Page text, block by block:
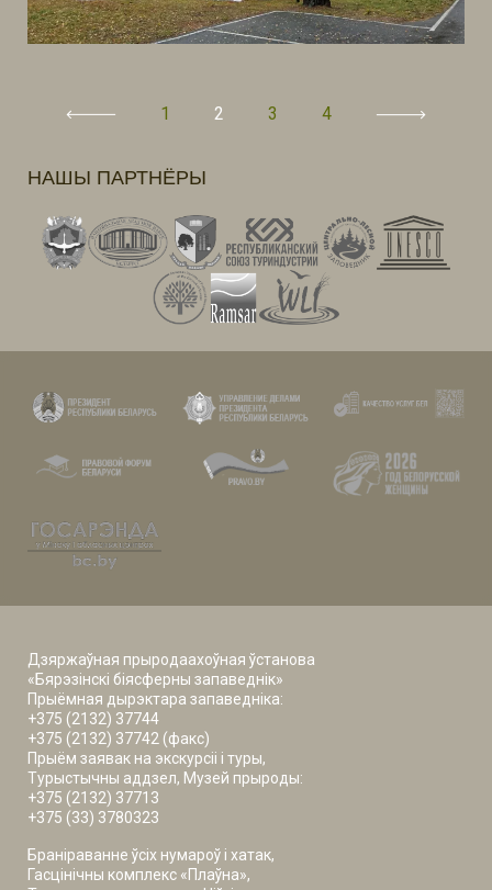
Posts
1 2 3 4
НАШЫ ПАРТНЁРЫ
Дзяржаўная прыродаахоўная ўстанова
«Бярэзінскі біясферны запаведнік»
Прыёмная дырэктара запаведніка:
+375 (2132) 37744
+375 (2132) 37742 (факс)
Прыём заявак на экскурсіі і туры,
Турыстычны аддзел, Музей прыроды:
+375 (2132) 37713
+375 (33) 3780323
Браніраванне ўсіх нумароў і хатак,
Гасцінічны комплекс «Плаўна»,